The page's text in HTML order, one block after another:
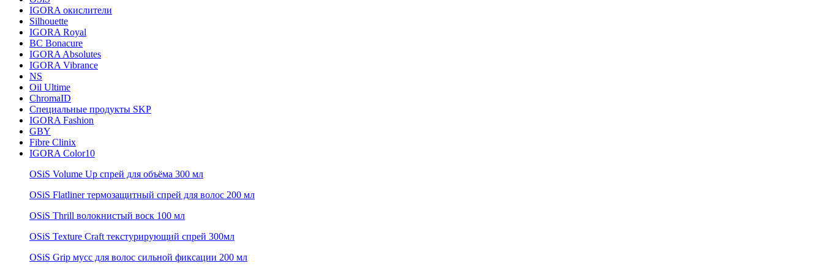
IGORA окислители
Silhouette
IGORA Royal
BC Bonacure
IGORA Absolutes
IGORA Vibrance
NS
Oil Ultime
ChromaID
Специальные продукты SKP
IGORA Fashion
GBY
Fibre Clinix
IGORA Color10
OSiS Volume Up спрей для объёма 300 мл
OSiS Flatliner термозащитный спрей для волос 200 мл
OSiS Thrill волокнистый воск 100 мл
OSiS Texture Craft текстурирующий спрей 300мл
OSiS Grip мусс для волос сильной фиксации 200 мл